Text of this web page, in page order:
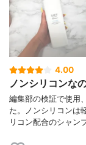
4.00
ノンシリコンな
編集部の検証で使用
た。ノンシリコンは
リコン配合のシャン